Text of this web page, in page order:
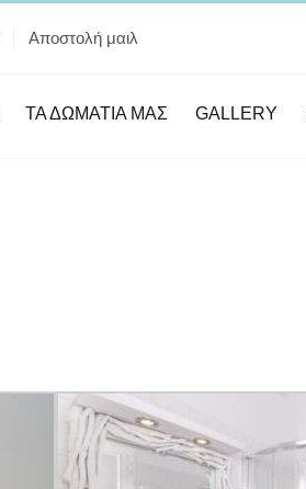
Αποστολή μαιλ
ΤΑ ΔΩΜΑΤΙΑ ΜΑΣ GALLERY